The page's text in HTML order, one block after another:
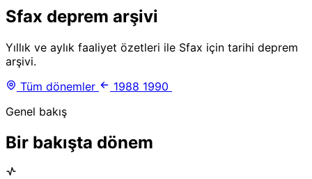
Sfax deprem arşivi
Yıllık ve aylık faaliyet özetleri ile Sfax için tarihi deprem
arşivi.
Tüm dönemler
1988 1990
Genel bakış
Bir bakışta dönem